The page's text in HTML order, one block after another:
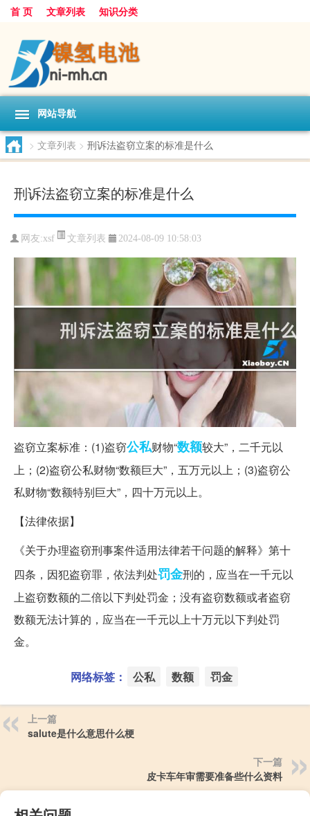
首 页 文章列表 知识分类
网站导航
> 文章列表 > 刑诉法盗窃立案的标准是什么
刑诉法盗窃立案的标准是什么
网友:xsf 文章列表 2024-08-09 10:58:03
盗窃立案标准：(1)盗窃公私财物“数额较大”，二千元以
上；(2)盗窃公私财物“数额巨大”，五万元以上；(3)盗窃公
私财物“数额特别巨大”，四十万元以上。
【法律依据】
《关于办理盗窃刑事案件适用法律若干问题的解释》第十
四条，因犯盗窃罪，依法判处罚金刑的，应当在一千元以
上盗窃数额的二倍以下判处罚金；没有盗窃数额或者盗窃
数额无法计算的，应当在一千元以上十万元以下判处罚
金。
网络标签： 公私 数额 罚金
上一篇
salute是什么意思什么梗
下一篇
皮卡车年审需要准备些什么资料